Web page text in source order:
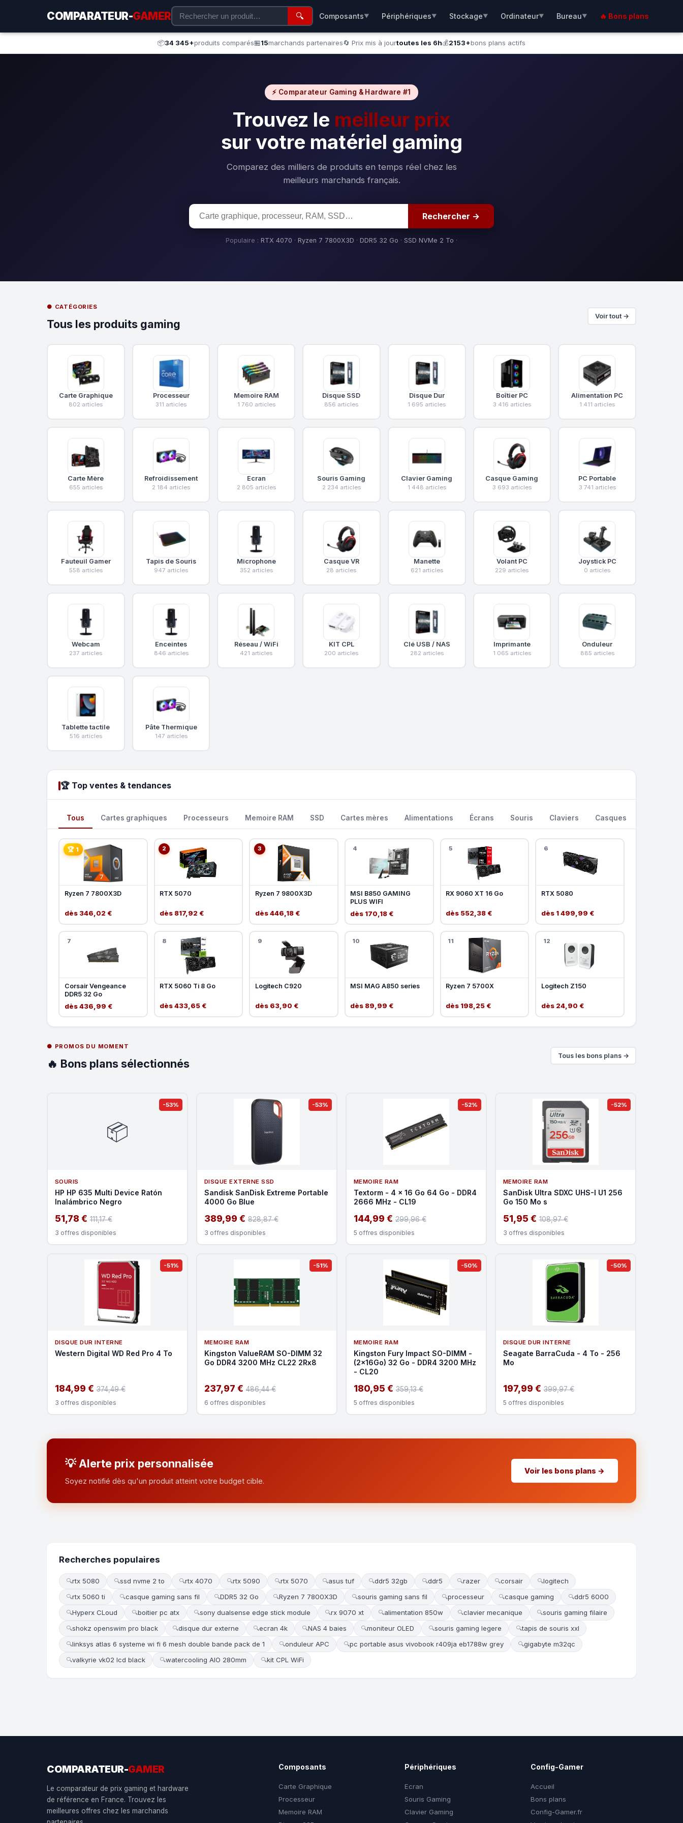
COMPARATEUR-GAMER 🔍 Composants▼ Périphériques▼ Stockage▼ Ordinateur▼ Bureau▼ 🔥 Bons plans
📦34 345+produits comparés🏪15marchands partenaires🔄 Prix mis à jourtoutes les 6h💰2153+bons plans actifs
⚡ Comparateur Gaming & Hardware #1
Trouvez le meilleur prix
sur votre matériel gaming
Comparez des milliers de produits en temps réel chez les
meilleurs marchands français.
Rechercher →
Populaire : RTX 4070 · Ryzen 7 7800X3D · DDR5 32 Go · SSD NVMe 2 To ·
● CATÉGORIES
Tous les produits gaming
Voir tout →
Carte Graphique
802 articles
Processeur
311 articles
Memoire RAM
1 760 articles
Disque SSD
856 articles
Disque Dur
1 695 articles
Boîtier PC
3 416 articles
Alimentation PC
1 411 articles
Carte Mère
655 articles
Refroidissement
2 184 articles
Ecran
2 805 articles
Souris Gaming
2 234 articles
Clavier Gaming
1 448 articles
Casque Gaming
3 693 articles
PC Portable
3 741 articles
Fauteuil Gamer
558 articles
Tapis de Souris
947 articles
Microphone
352 articles
Casque VR
28 articles
Manette
621 articles
Volant PC
229 articles
Joystick PC
0 articles
Webcam
237 articles
Enceintes
846 articles
Réseau / WiFi
421 articles
KIT CPL
200 articles
Clé USB / NAS
282 articles
Imprimante
1 065 articles
Onduleur
885 articles
Tablette tactile
516 articles
Pâte Thermique
147 articles
🏆 Top ventes & tendances
Tous Cartes graphiques Processeurs Memoire RAM SSD Cartes mères Alimentations Écrans Souris Claviers Casques
🏆 1
Ryzen 7 7800X3D
dès 346,02 €
2
RTX 5070
dès 817,92 €
3
Ryzen 7 9800X3D
dès 446,18 €
4
MSI B850 GAMING
PLUS WIFI
dès 170,18 €
5
RX 9060 XT 16 Go
dès 552,38 €
6
RTX 5080
dès 1 499,99 €
7
Corsair Vengeance
DDR5 32 Go
dès 436,99 €
8
RTX 5060 Ti 8 Go
dès 433,65 €
9
Logitech C920
dès 63,90 €
10
MSI MAG A850 series
dès 89,99 €
11
Ryzen 7 5700X
dès 198,25 €
12
Logitech Z150
dès 24,90 €
● PROMOS DU MOMENT
🔥 Bons plans sélectionnés
Tous les bons plans →
📦
-53%
SOURIS
HP HP 635 Multi Device Ratón
Inalámbrico Negro
51,78 € 111,17 €
3 offres disponibles
-53%
DISQUE EXTERNE SSD
Sandisk SanDisk Extreme Portable
4000 Go Blue
389,99 € 828,87 €
3 offres disponibles
-52%
MEMOIRE RAM
Textorm - 4 x 16 Go 64 Go - DDR4
2666 MHz - CL19
144,99 € 299,96 €
5 offres disponibles
-52%
MEMOIRE RAM
SanDisk Ultra SDXC UHS-I U1 256
Go 150 Mo s
51,95 € 108,97 €
3 offres disponibles
-51%
DISQUE DUR INTERNE
Western Digital WD Red Pro 4 To
184,99 € 374,49 €
3 offres disponibles
-51%
MEMOIRE RAM
Kingston ValueRAM SO-DIMM 32
Go DDR4 3200 MHz CL22 2Rx8
237,97 € 486,44 €
6 offres disponibles
-50%
MEMOIRE RAM
Kingston Fury Impact SO-DIMM -
(2x16Go) 32 Go - DDR4 3200 MHz
- CL20
180,95 € 359,13 €
5 offres disponibles
-50%
DISQUE DUR INTERNE
Seagate BarraCuda - 4 To - 256
Mo
197,99 € 399,97 €
5 offres disponibles
💡 Alerte prix personnalisée
Soyez notifié dès qu'un produit atteint votre budget cible.
Voir les bons plans →
Recherches populaires
🔍rtx 5080 🔍ssd nvme 2 to 🔍rtx 4070 🔍rtx 5090 🔍rtx 5070 🔍asus tuf 🔍ddr5 32gb 🔍ddr5 🔍razer 🔍corsair 🔍logitech
🔍rtx 5060 ti 🔍casque gaming sans fil 🔍DDR5 32 Go 🔍Ryzen 7 7800X3D 🔍souris gaming sans fil 🔍processeur 🔍casque gaming 🔍ddr5 6000
🔍Hyperx CLoud 🔍boitier pc atx 🔍sony dualsense edge stick module 🔍rx 9070 xt 🔍alimentation 850w 🔍clavier mecanique 🔍souris gaming filaire
🔍shokz openswim pro black 🔍disque dur externe 🔍ecran 4k 🔍NAS 4 baies 🔍moniteur OLED 🔍souris gaming legere 🔍tapis de souris xxl
🔍linksys atlas 6 systeme wi fi 6 mesh double bande pack de 1 🔍onduleur APC 🔍pc portable asus vivobook r409ja eb1788w grey 🔍gigabyte m32qc
🔍valkyrie vk02 lcd black 🔍watercooling AIO 280mm 🔍kit CPL WiFi
COMPARATEUR-GAMER
Le comparateur de prix gaming et hardware
de référence en France. Trouvez les
meilleures offres chez les marchands
Composants
Carte Graphique
Processeur
Memoire RAM
Périphériques
Ecran
Souris Gaming
Clavier Gaming
Config-Gamer
Accueil
Bons plans
Config-Gamer.fr